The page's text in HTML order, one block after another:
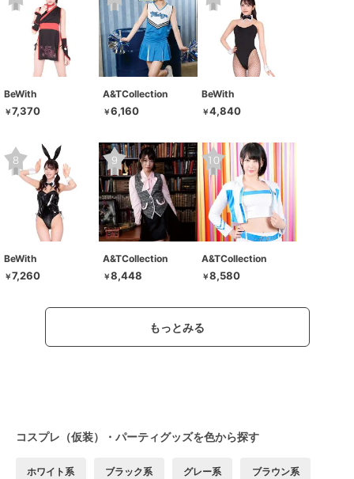
BeWith
￥7,370
A&TCollection
￥6,160
BeWith
￥4,840
BeWith
￥7,260
A&TCollection
￥8,448
A&TCollection
￥8,580
もっとみる
コスプレ（仮装）・パーティグッズを色から探す
ホワイト系 ブラック系 グレー系 ブラウン系